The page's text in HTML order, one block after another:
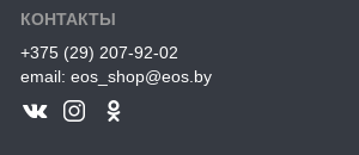
КОНТАКТЫ
+375 (29) 207-92-02
email: eos_shop@eos.by